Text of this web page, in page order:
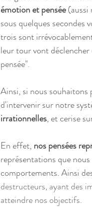
émotion et pensée (aussi
sous quelques
trois sont
leur tour vont
pensée".
Ainsi, si nous
d'intervenir sur notre
irrationnelles, et cerise
En effet, nos pensées
représentations que
comportements. Ainsi
destructeurs, ayant des
atteindre nos objectifs.